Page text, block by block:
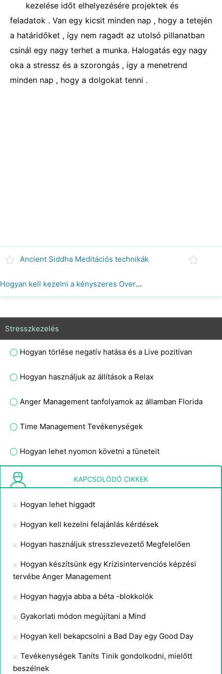
kezelése időt elhelyezésére projektek és
feladatok . Van egy kicsit minden nap , hogy a tetején
a határidőket , így nem ragadt az utolsó pillanatban
csinál egy nagy terhet a munka. Halogatás egy nagy
oka a stressz és a szorongás , így a menetrend
minden nap , hogy a dolgokat tenni .
Ancient Siddha Meditációs technikák
Hogyan kell kezelni a kényszeres Overeating
Stresszkezelés
Hogyan törlése negatív hatása és a Live pozitívan
Hogyan használjuk az állítások a Relax
Anger Management tanfolyamok az államban Florida
Time Management Tevékenységek
Hogyan lehet nyomon követni a tüneteit
Hogyan felszámolásának Hate
KAPCSOLÓDÓ CIKKEK
Hogyan lehet higgadt
Hogyan kell kezelni felajánlás kérdések
Hogyan használjuk stresszlevezető Megfelelően
Hogyan készítsünk egy Krízisintervenciós képzési
tervébe Anger Management
Hogyan hagyja abba a béta -blokkolók
Gyakorlati módon megújítani a Mind
Hogyan kell bekapcsolni a Bad Day egy Good Day
Tevékenységek Taníts Tinik gondolkodni, mielőtt
beszélnek